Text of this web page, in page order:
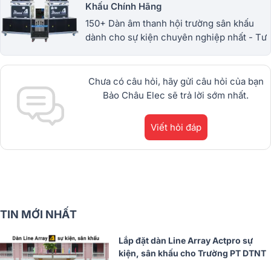
Khấu Chính Hãng
150+ Dàn âm thanh hội trường sân khấu
dành cho sự kiện chuyên nghiệp nhất - Tư
hạn - Miễn phí giao hàng. 1900.0255
Chưa có câu hỏi, hãy gửi câu hỏi của bạn
Bảo Châu Elec sẽ trả lời sớm nhất.
Viết hỏi đáp
TIN MỚI NHẤT
Lắp đặt dàn Line Array Actpro sự
kiện, sân khấu cho Trường PT DTNT